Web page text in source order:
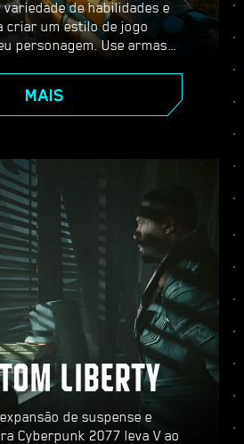
de habilidades e
criar um estilo de jogo
personagem. Use armas
mercenário da cidade.
com armas de fogo,
locais bem protegidos.
MAIS
LIBERTY
de suspense e
Cyberpunk 2077 leva V ao